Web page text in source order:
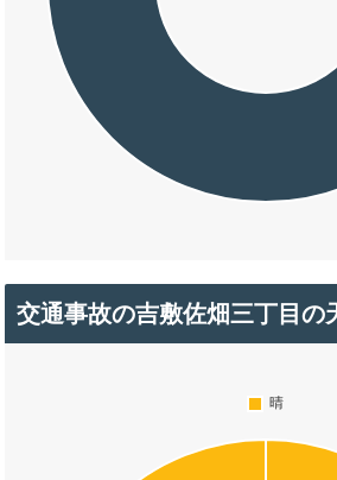
交通事故の吉敷佐畑三丁目の